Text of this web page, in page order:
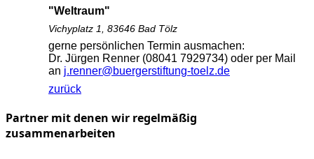
"Weltraum"
Vichyplatz 1, 83646 Bad Tölz
gerne persönlichen Termin ausmachen:
Dr. Jürgen Renner (08041 7929734) oder per Mail
an j.renner@buergerstiftung-toelz.de
zurück
Partner mit denen wir regelmäßig
zusammenarbeiten